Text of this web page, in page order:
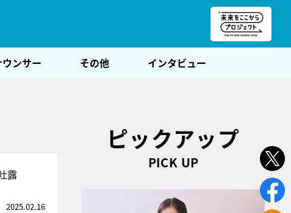
ンサー その他 インタビュー
露
2025.02.16
ピックアップ
PICK UP